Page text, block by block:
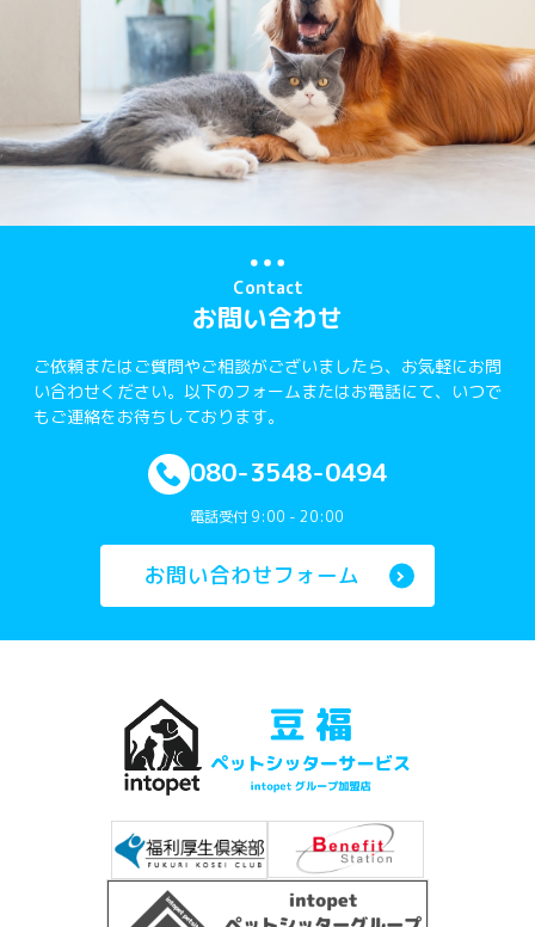
Contact
お問い合わせ
ご依頼またはご質問やご相談がございましたら、お気軽にお問
い合わせください。以下のフォームまたはお電話にて、いつで
もご連絡をお待ちしております。
080-3548-0494
電話受付 9:00 - 20:00
お問い合わせフォーム